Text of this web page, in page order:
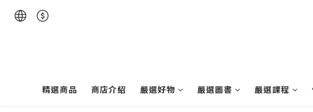
精選商品 商店介紹 嚴選好物 嚴選圖書 嚴選課程